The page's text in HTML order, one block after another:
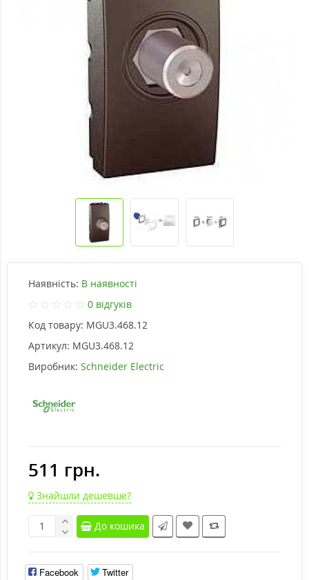
Наявність: В наявності
0 відгуків
Код товару: MGU3.468.12
Артикул: MGU3.468.12
Виробник: Schneider Electric
511 грн.
Знайшли дешевше?
До кошика
Facebook Twitter